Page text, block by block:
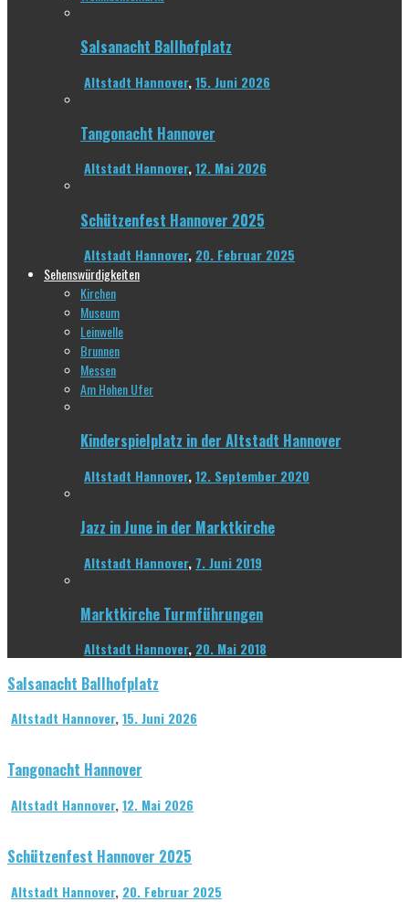
Salsanacht Ballhofplatz
Altstadt Hannover,15. Juni 2026
Tangonacht Hannover
Altstadt Hannover,12. Mai 2026
Schützenfest Hannover 2025
Altstadt Hannover, 20. Februar 2025
Sehenswürdigkeiten
Kirchen
Museum
Leinwelle
Brunnen
Messen
Am Hohen Ufer
Kinderspielplatz in der Altstadt Hannover
Altstadt Hannover,12. September 2020
Jazz in June in der Marktkirche
Altstadt Hannover, 7. Juni 2019
Marktkirche Turmführungen
Altstadt Hannover, 20. Mai 2018
Salsanacht Ballhofplatz
Altstadt Hannover,15. Juni 2026
Tangonacht Hannover
Altstadt Hannover,12. Mai 2026
Schützenfest Hannover 2025
Altstadt Hannover, 20. Februar 2025